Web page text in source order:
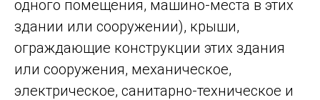
одного помещения, машино-места в этих
здании или сооружении), крыши,
ограждающие конструкции этих здания
или сооружения, механическое,
электрическое, санитарно-техническое и